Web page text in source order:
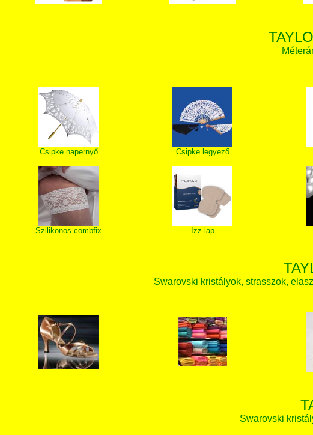
Csipke napernyő Csipke legyező
Szilikonos combfix Izz lap
Swarovski kristályok, strasszok,
Swarovski